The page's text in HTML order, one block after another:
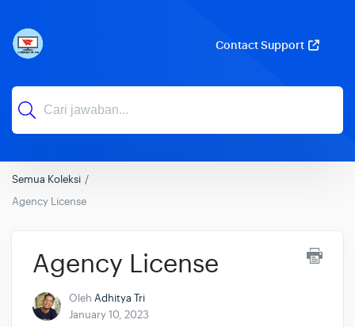
Contact Support
Semua Koleksi
Agency License
Agency License
Oleh Adhitya Tri
January 10, 2023